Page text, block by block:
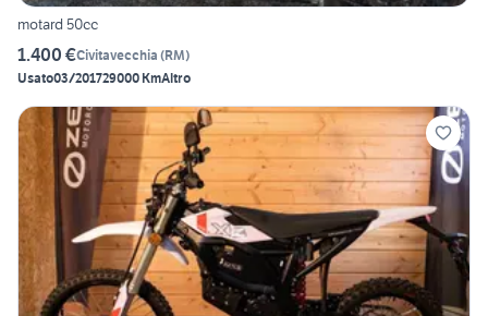
motard 50cc
1.400 €Civitavecchia (RM)
Usato03/201729000 KmAltro